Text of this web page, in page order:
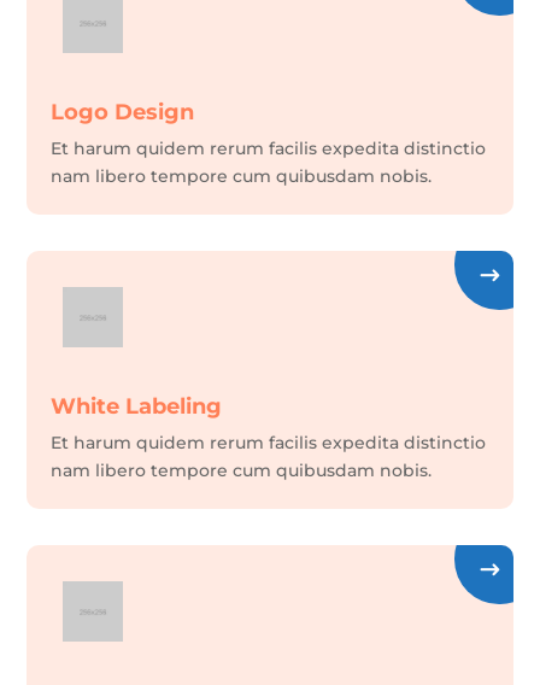
Logo Design
Et harum quidem rerum facilis expedita distinctio
nam libero tempore cum quibusdam nobis.
White Labeling
Et harum quidem rerum facilis expedita distinctio
nam libero tempore cum quibusdam nobis.